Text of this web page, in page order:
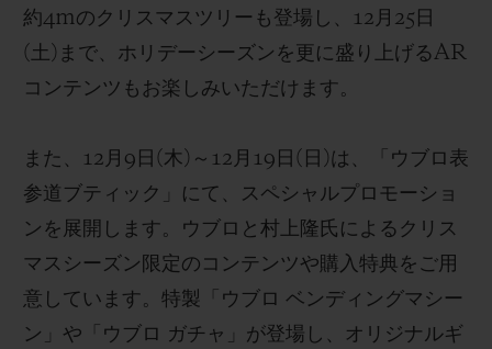
約4mのクリスマスツリーも登場し、 12月 25 日
(土) まで、ホリデーシーズンを更に盛り上げるAR
コンテンツもお楽しみいただけます。
また、12月 9 日 (木) ～ 12月 19 日 ( 日 )は 、
「ウブロ表
参道ブティック」にて、スペシャルプロモーショ
ン を展開します。 ウブロ と村上 隆氏に よるクリス
マスシーズン限定のコンテンツや購入特典をご用
意しています。 特製「ウブロ ベンディングマシー
ン」や「ウブロ ガチャ」が登場し 、オリジナルギ